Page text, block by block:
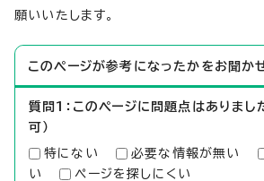
願いいたします。
このページが参考になったかをお聞か
質問1：このページに問題点はありまし
可）
特にない 必要な情報が無い
い
ページを探しにくい